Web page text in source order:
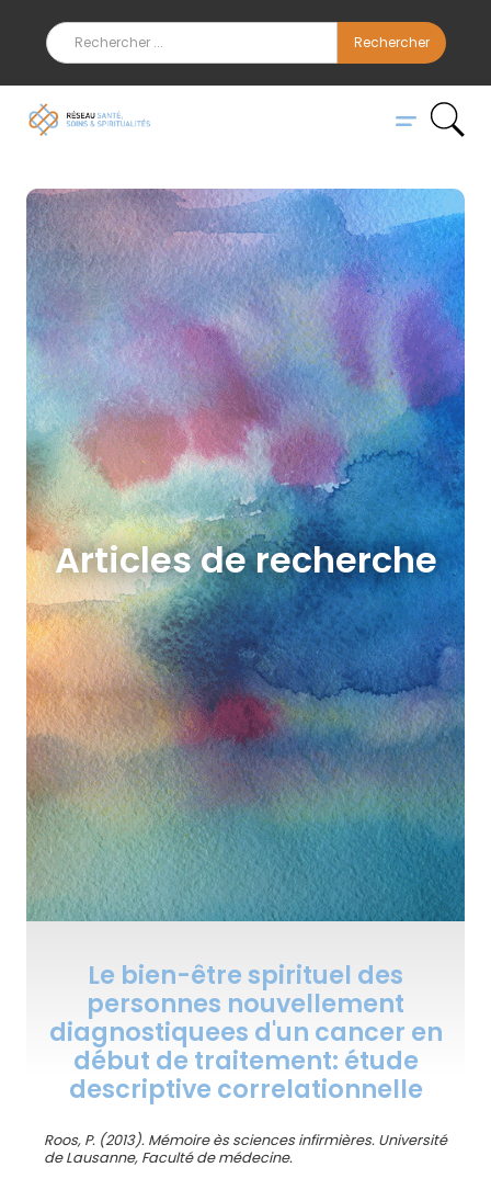
Articles de recherche
Le bien-être spirituel des
personnes nouvellement
diagnostiquees d'un cancer en
début de traitement: étude
descriptive correlationnelle
Roos, P. (2013). Mémoire ès sciences infirmières. Université
de Lausanne, Faculté de médecine.